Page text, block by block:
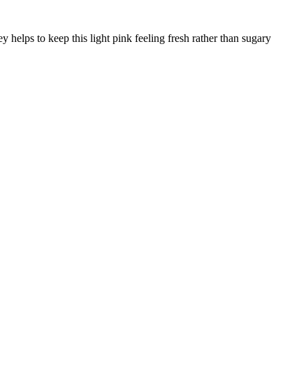
helps to keep this light pink feeling fresh rather than sugary